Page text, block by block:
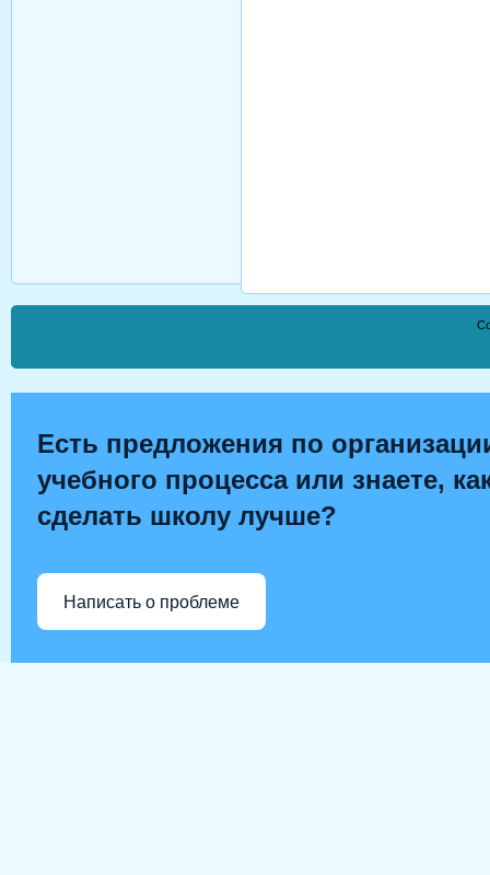
Есть предложения по
учебного процесса или знаете,
сделать школу лучше?
Написать о проблеме